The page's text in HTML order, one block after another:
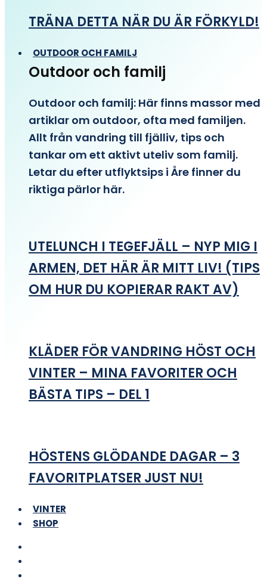
TRÄNA DETTA NÄR DU ÄR FÖRKYLD!
OUTDOOR OCH FAMILJ
Outdoor och familj
Outdoor och familj: Här finns massor med
artiklar om outdoor, ofta med familjen.
Allt från vandring till fjälliv, tips och
tankar om ett aktivt uteliv som familj.
Letar du efter utflyktsips i Åre finner du
riktiga pärlor här.
UTELUNCH I TEGEFJÄLL – NYP MIG I
ARMEN, DET HÄR ÄR MITT LIV! (TIPS
OM HUR DU KOPIERAR RAKT AV)
KLÄDER FÖR VANDRING HÖST OCH
VINTER – MINA FAVORITER OCH
BÄSTA TIPS – DEL 1
HÖSTENS GLÖDANDE DAGAR – 3
FAVORITPLATSER JUST NU!
VINTER
SHOP